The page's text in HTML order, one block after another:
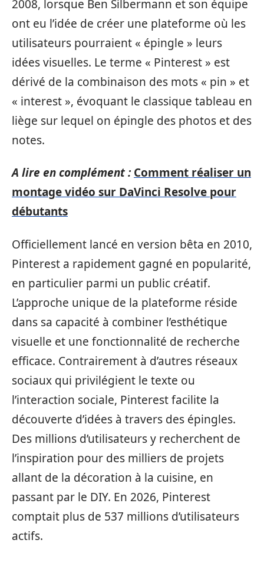
2008, lorsque Ben Silbermann et son équipe
ont eu l’idée de créer une plateforme où les
utilisateurs pourraient « épingle » leurs
idées visuelles. Le terme « Pinterest » est
dérivé de la combinaison des mots « pin » et
« interest », évoquant le classique tableau en
liège sur lequel on épingle des photos et des
notes.
A lire en complément : Comment réaliser un
montage vidéo sur DaVinci Resolve pour
débutants
Officiellement lancé en version bêta en 2010,
Pinterest a rapidement gagné en popularité,
en particulier parmi un public créatif.
L’approche unique de la plateforme réside
dans sa capacité à combiner l’esthétique
visuelle et une fonctionnalité de recherche
efficace. Contrairement à d’autres réseaux
sociaux qui privilégient le texte ou
l’interaction sociale, Pinterest facilite la
découverte d’idées à travers des épingles.
Des millions d’utilisateurs y recherchent de
l’inspiration pour des milliers de projets
allant de la décoration à la cuisine, en
passant par le DIY. En 2026, Pinterest
comptait plus de 537 millions d’utilisateurs
actifs.